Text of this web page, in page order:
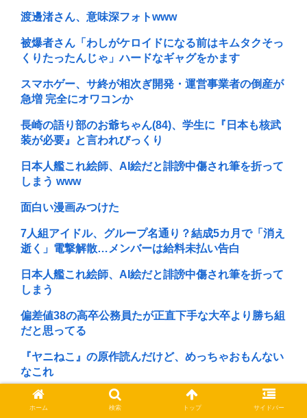
渡邊渚さん、意味深フォトwww
被爆者さん「わしがケロイドになる前はキムタクそっ
くりたったんじゃ」ハードなギャグをかます
スマホゲー、サ終が相次ぎ開発・運営事業者の倒産が
急増 完全にオワコンか
長崎の語り部のお爺ちゃん(84)、学生に『日本も核武
装が必要』と言われびっくり
日本人艦これ絵師、AI絵だと誹謗中傷され筆を折って
しまう www
面白い漫画みつけた
7人組アイドル、グループ名通り？結成5カ月で「消え
逝く」電撃解散…メンバーは給料未払い告白
日本人艦これ絵師、AI絵だと誹謗中傷され筆を折って
しまう
偏差値38の高卒公務員たが正直下手な大卒より勝ち組
だと思ってる
『ヤニねこ』の原作読んだけど、めっちゃおもんない
なこれ
米津玄師さん、絵はプロレベルだった！！！
ホーム 検索 トップ サイドバー